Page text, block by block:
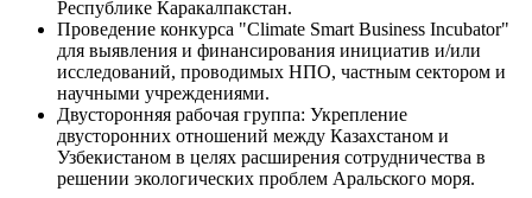
Республике Каракалпакстан.
Проведение конкурса "Climate Smart Business Incubator"
для выявления и финансирования инициатив и/или
исследований, проводимых НПО, частным сектором и
научными учреждениями.
Двусторонняя рабочая группа: Укрепление
двусторонних отношений между Казахстаном и
Узбекистаном в целях расширения сотрудничества в
решении экологических проблем Аральского моря.